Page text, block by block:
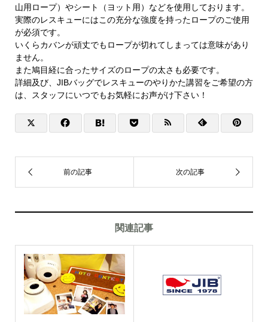
山用ロープ）やシート（ヨット用）などを使用しております。
実際のレスキューにはこの充分な強度を持ったロープのご使用
が必須です。
いくらカバンが頑丈でもロープが切れてしまっては意味があり
ません。
また鳩目経に合ったサイズのロープの太さも必要です。
詳細及び、JIBバッグでレスキューのやりかた講習をご希望の方
は、スタッフにいつでもお気軽にお声がけ下さい！
関連記事